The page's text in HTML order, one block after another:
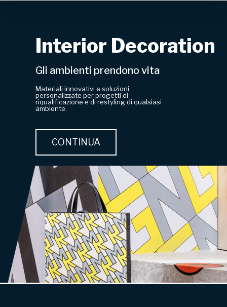
Interior Decoration
Gli ambienti prendono vita
Materiali innovativi e soluzioni
personalizzate per progetti di
riqualificazione e di restyling di qualsiasi
ambiente.
CONTINUA